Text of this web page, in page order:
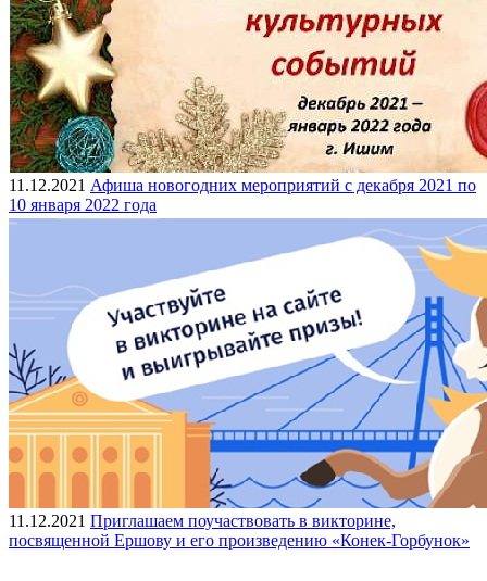
11.12.2021 Афиша новогодних мероприятий с декабря 2021 по
10 января 2022 года
11.12.2021 Приглашаем поучаствовать в викторине,
посвященной Ершову и его произведению «Конек-Горбунок»